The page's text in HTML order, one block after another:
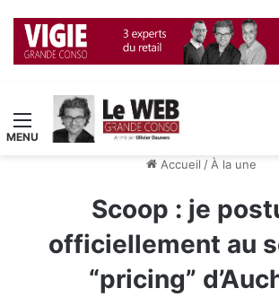
Menu
Accueil / À la une
Scoop : je
officiellement au
“pricing”